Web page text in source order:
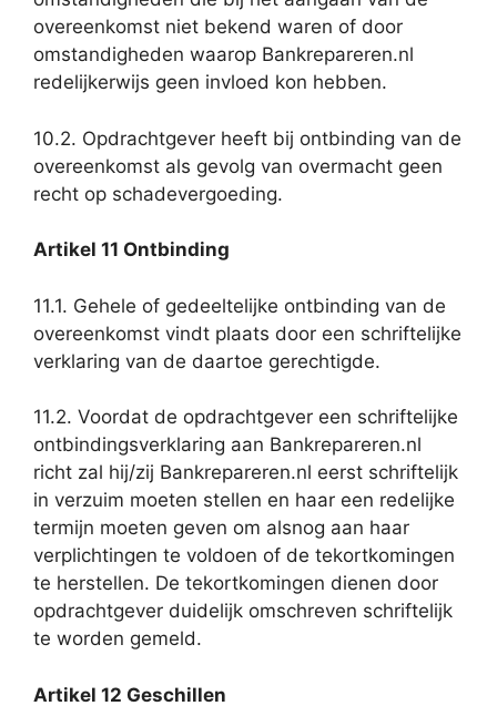
overeenkomst niet bekend waren of door
omstandigheden waarop Bankrepareren.nl
redelijkerwijs geen invloed kon hebben.
10.2. Opdrachtgever heeft bij ontbinding van de
overeenkomst als gevolg van overmacht geen
recht op schadevergoeding.
Artikel 11 Ontbinding
11.1. Gehele of gedeeltelijke ontbinding van de
overeenkomst vindt plaats door een schriftelijke
verklaring van de daartoe gerechtigde.
11.2. Voordat de opdrachtgever een schriftelijke
ontbindingsverklaring aan Bankrepareren.nl
richt zal hij/zij Bankrepareren.nl eerst schriftelijk
in verzuim moeten stellen en haar een redelijke
termijn moeten geven om alsnog aan haar
verplichtingen te voldoen of de tekortkomingen
te herstellen. De tekortkomingen dienen door
opdrachtgever duidelijk omschreven schriftelijk
te worden gemeld.
Artikel 12 Geschillen